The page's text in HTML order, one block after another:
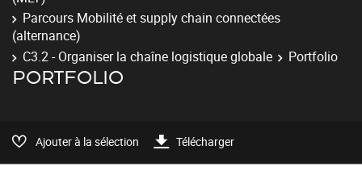
Parcours Mobilité et supply chain connectées
(alternance)
C3.2 - Organiser la chaîne logistique globale
Portfolio
PORTFOLIO
Ajouter à la sélection Télécharger